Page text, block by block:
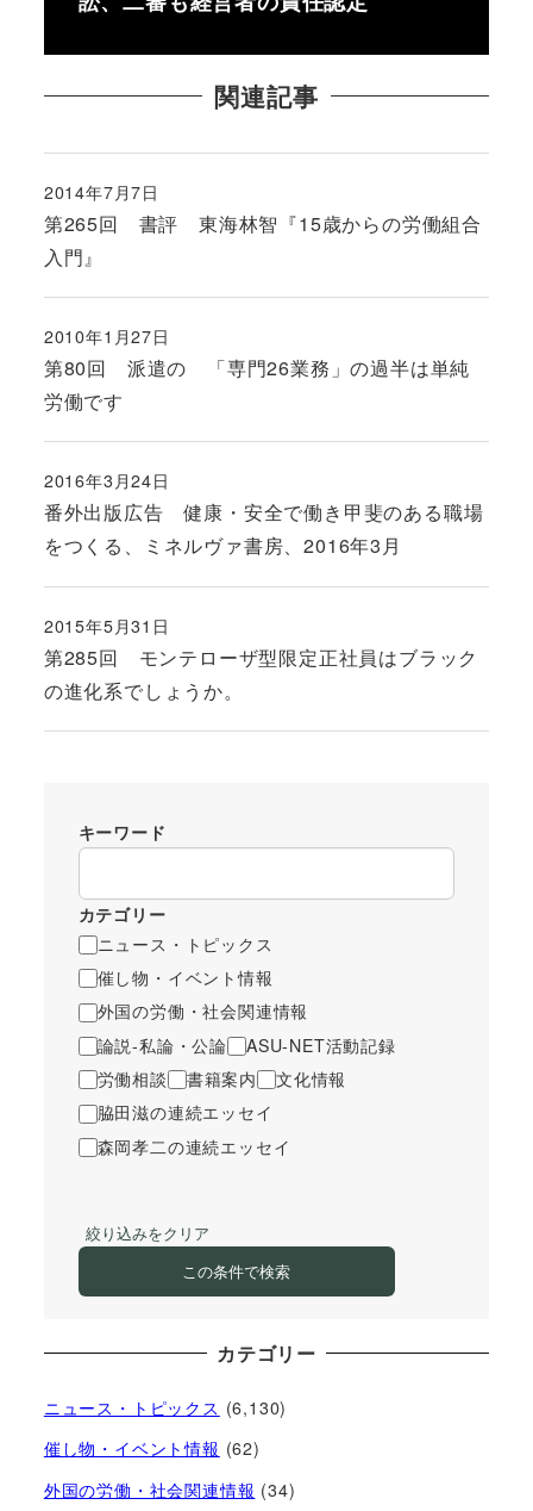
関連記事
第265回 書評 東海林智『15歳からの労働組合
入門』
投稿日
2014年7月7日
第80回 派遣の 「専門26業務」の過半は単純
労働です
投稿日
2010年1月27日
番外出版広告 健康・安全で働き甲斐のある職場
をつくる、ミネルヴァ書房、2016年3月
投稿日
2016年3月24日
第285回 モンテローザ型限定正社員はブラック
の進化系でしょうか。
投稿日
2015年5月31日
キーワード
カテゴリー
ニュース・トピックス
催し物・イベント情報
外国の労働・社会関連情報
論説-私論・公論
ASU-NET活動記録
労働相談
書籍案内
文化情報
脇田滋の連続エッセイ
森岡孝二の連続エッセイ
絞り込みをクリア
この条件で検索
カテゴリー
ニュース・トピックス (6,130)
催し物・イベント情報 (62)
外国の労働・社会関連情報 (34)